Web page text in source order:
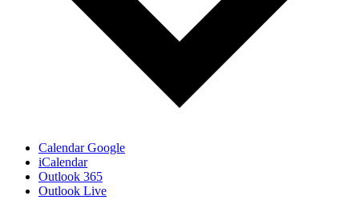
Calendar Google
iCalendar
Outlook 365
Outlook Live